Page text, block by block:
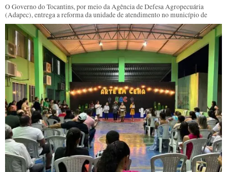
O Governo do Tocantins, por meio da Agência de Defesa Agropecuária
(Adapec), entrega a reforma da unidade de atendimento no município de